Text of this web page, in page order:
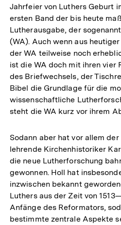
Jahrfeier von Luthers Geburt
ersten Band der bis heute
Lutherausgabe, der
(WA). Auch wenn aus
der WA teilweise noch
ist die WA doch mit ihren vier
des Briefwechsels, der
Bibel die Grundlage für die
wissenschaftliche
steht die WA kurz vor ihrem
Sodann aber hat vor allem
lehrende Kirchenhistoriker
die neue Lutherforschung
gewonnen. Holl hat
inzwischen bekannt
Luthers aus der Zeit von
Anfänge des Reformators,
bestimmte zentrale Aspekte